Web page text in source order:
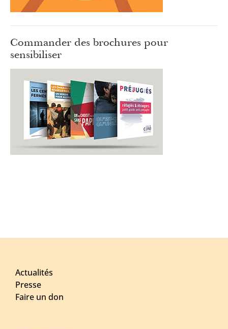
Commander des brochures pour
sensibiliser
Actualités
Presse
Faire un don